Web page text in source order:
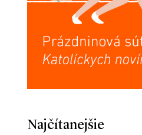
Najčítanejšie